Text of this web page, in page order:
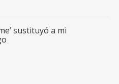
sustituyó a mi